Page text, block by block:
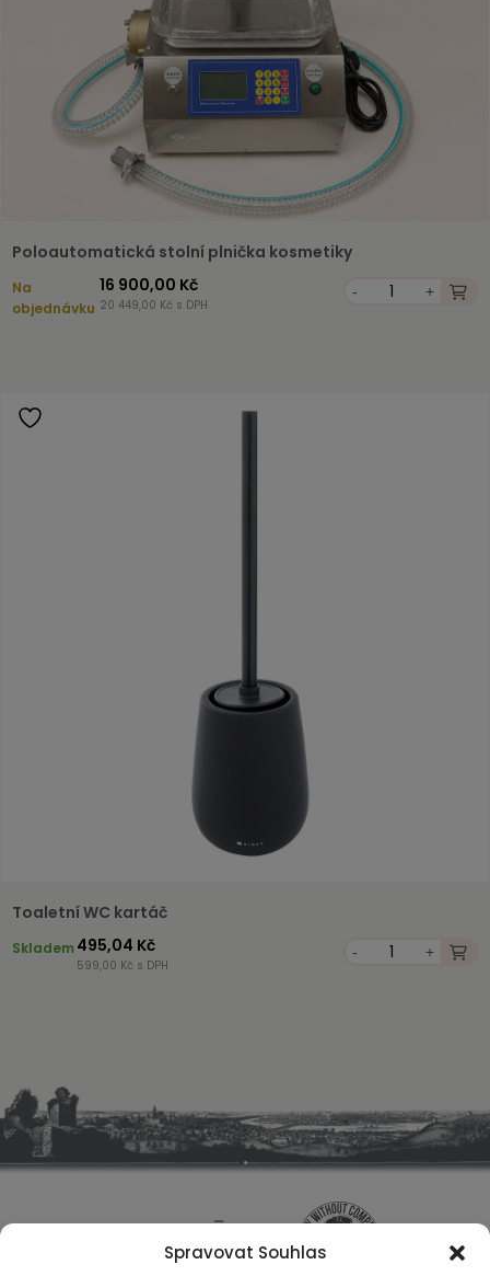
Spravovat Souhlas
Poloautomatická stolní plnička kosmetiky
Na
objednávku
16 900,00 Kč
20 449,00 Kč s DPH
- +
Toaletní WC kartáč
Skladem495,04 Kč
599,00 Kč s DPH
- +